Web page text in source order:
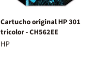
Cartucho original HP 301
tricolor - CH562EE
HP